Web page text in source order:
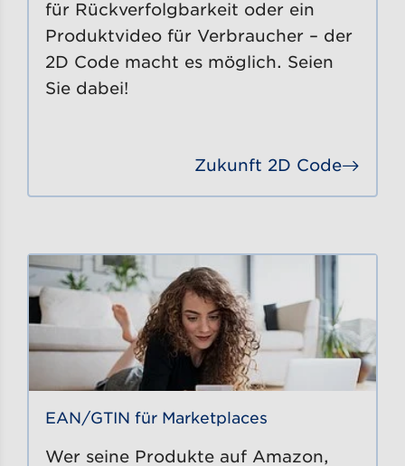
für Rückverfolgbarkeit oder ein
Produktvideo für Verbraucher – der
2D Code macht es möglich. Seien
Sie dabei!
Zukunft 2D Code
EAN/GTIN für Marketplaces
Wer seine Produkte auf Amazon,